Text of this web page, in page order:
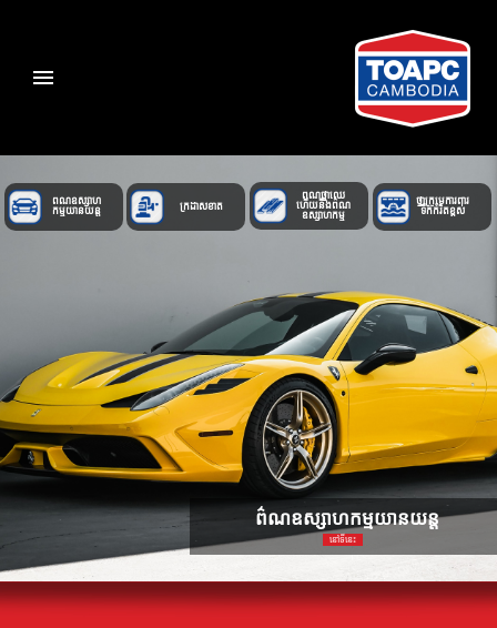
ព៌ណឧស្សាហ
កម្មយានយន្ត
ព៌ណថ្នាំ​ឈើ​
ហើយនឹងព៌ណ
ឧស្សាហកម្ម
ក្រដាស់ខាត់ ថ្នាំក្រូមេការពារ
ទឹកកំរិតខ្ពស់
នៅទីនេះ
ព៌ណឧស្សាហកម្មយានយន្ត